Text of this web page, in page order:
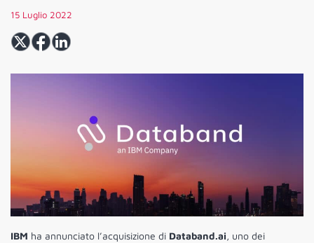
15 Luglio 2022
IBM ha annunciato l’acquisizione di Databand.ai, uno dei